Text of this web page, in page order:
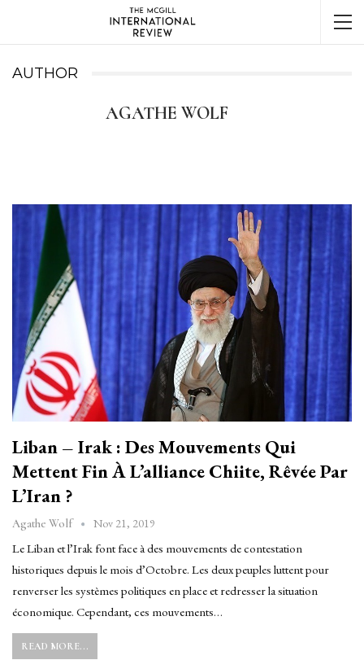
AUTHOR
AGATHE WOLF
Liban – Irak : Des Mouvements Qui
Mettent Fin À L’alliance Chiite, Rêvée Par
L’Iran ?
Agathe Wolf Nov 21, 2019
Le Liban et l’Irak font face à des mouvements de contestation
historiques depuis le mois d’Octobre. Les deux peuples luttent pour
renverser les systèmes politiques en place et redresser la situation
économique. Cependant, ces mouvements…
READ MORE...